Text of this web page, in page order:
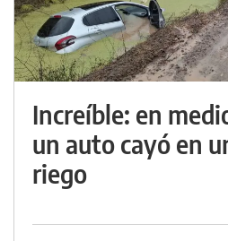
Increíble: en
un auto cayó en
riego